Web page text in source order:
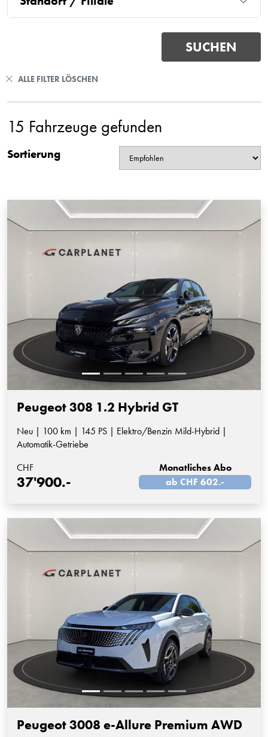
ALLE FILTER LÖSCHEN
15 Fahrzeuge gefunden
Sortierung
Peugeot 308 1.2 Hybrid GT
Neu | 100 km | 145 PS | Elektro/Benzin Mild-Hybrid |
Automatik-Getriebe
CHF
37'900.-
Monatliches Abo
ab CHF 602.-
Peugeot 3008 e-Allure Premium AWD